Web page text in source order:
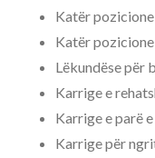
Katër
Katër
Lëkundëse për
Karrige e
Karrige e parë
Karrige për